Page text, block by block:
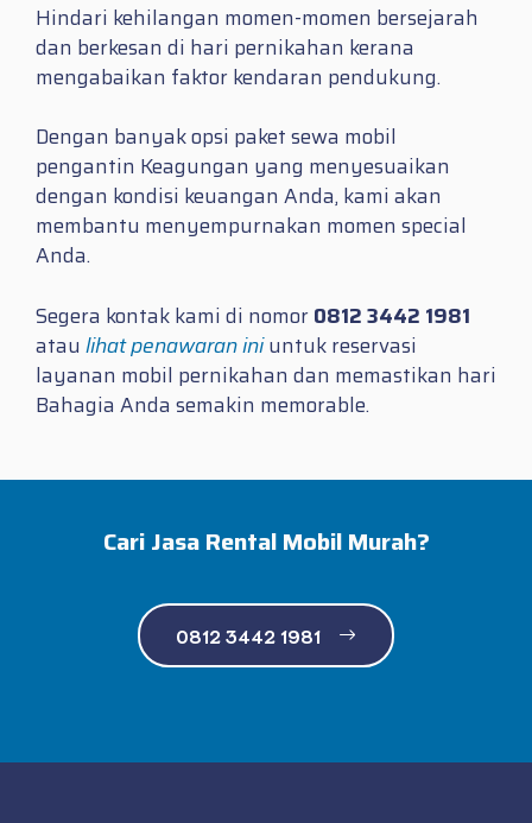
Hindari kehilangan momen-momen bersejarah
dan berkesan di hari pernikahan kerana
mengabaikan faktor kendaran pendukung.
Dengan banyak opsi paket sewa mobil
pengantin Keagungan yang menyesuaikan
dengan kondisi keuangan Anda, kami akan
membantu menyempurnakan momen special
Anda.
Segera kontak kami di nomor0812 3442 1981
atau lihat penawaran iniuntuk reservasi
layanan mobil pernikahan dan memastikan hari
Bahagia Anda semakin memorable.
Cari Jasa Rental Mobil Murah?
0812 3442 1981